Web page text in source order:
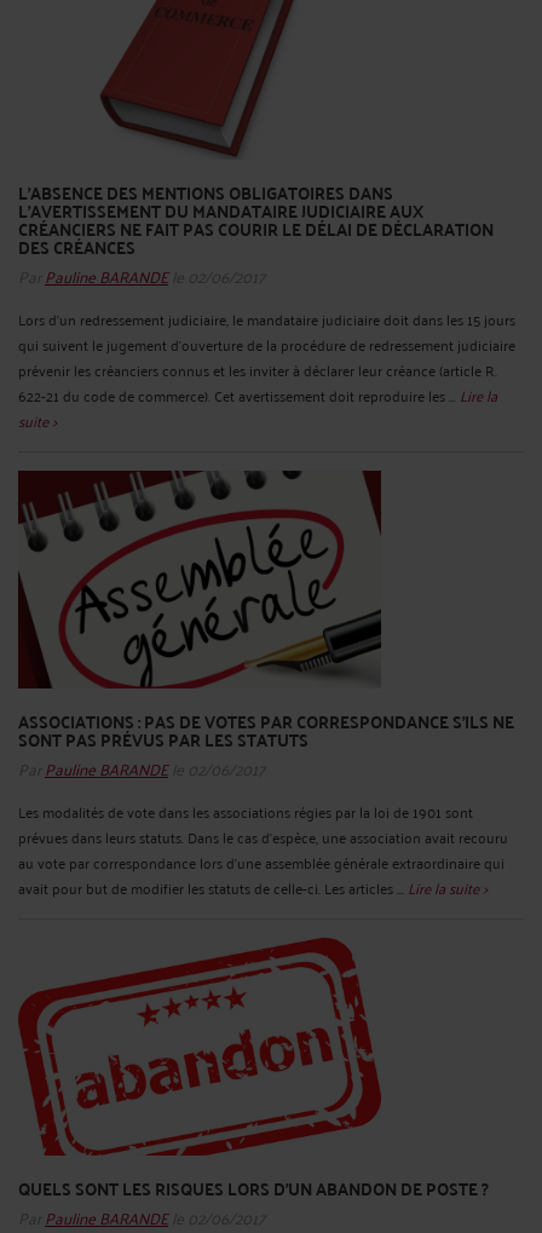
L’ABSENCE DES MENTIONS OBLIGATOIRES DANS
L’AVERTISSEMENT DU MANDATAIRE JUDICIAIRE AUX
CRÉANCIERS NE FAIT PAS COURIR LE DÉLAI DE DÉCLARATION
DES CRÉANCES
Par Pauline BARANDEle 02/06/2017
Lors d’un redressement judiciaire, le mandataire judiciaire doit dans les 15 jours
qui suivent le jugement d’ouverture de la procédure de redressement judiciaire
prévenir les créanciers connus et les inviter à déclarer leur créance (article R.
622-21 du code de commerce). Cet avertissement doit reproduire les ... Lire la
suite >
ASSOCIATIONS : PAS DE VOTES PAR CORRESPONDANCE S’ILS NE
SONT PAS PRÉVUS PAR LES STATUTS
Par Pauline BARANDEle 02/06/2017
Les modalités de vote dans les associations régies par la loi de 1901 sont
prévues dans leurs statuts. Dans le cas d’espèce, une association avait recouru
au vote par correspondance lors d’une assemblée générale extraordinaire qui
avait pour but de modifier les statuts de celle-ci. Les articles ... Lire la suite >
QUELS SONT LES RISQUES LORS D’UN ABANDON DE POSTE ?
Par Pauline BARANDEle 02/06/2017